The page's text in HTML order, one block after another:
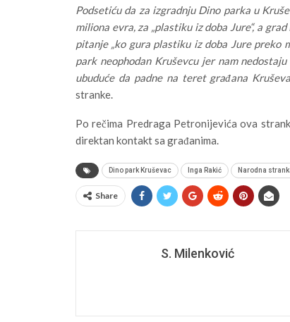
Podsetiću da za izgradnju Dino parka u
miliona evra, za „plastiku iz doba Jure“, a
pitanje „ko gura plastiku iz doba Jure preko
park neophodan Kruševcu jer nam
ubuduće da padne na teret građana
stranke.
Po rečima Predraga Petronijevića ova
direktan kontakt sa građanima.
Dino park Kruševac Inga Rakić Narodna
Share
S. Milenković